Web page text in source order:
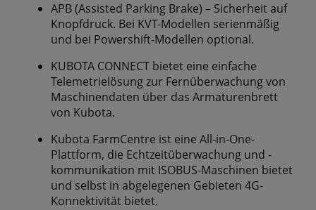
APB (Assisted Parking Brake) – Sicherheit auf
Knopfdruck. Bei KVT-Modellen serienmäßig
und bei Powershift-Modellen optional.
KUBOTA CONNECT bietet eine einfache
Telemetrielösung zur Fernüberwachung von
Maschinendaten über das Armaturenbrett
von Kubota.
Kubota FarmCentre ist eine All-in-One-
Plattform, die Echtzeitüberwachung und -
kommunikation mit ISOBUS-Maschinen bietet
und selbst in abgelegenen Gebieten 4G-
Konnektivität bietet.